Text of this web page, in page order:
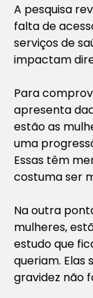
A pesquisa
falta de
serviços de
impactam
Para
apresenta
estão as
uma
Essas têm
costuma ser
Na outra
mulheres,
estudo que
queriam. Elas
gravidez não